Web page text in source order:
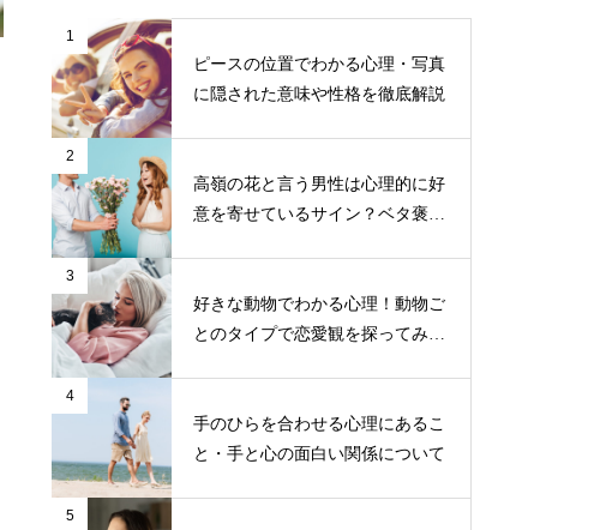
1
ピースの位置でわかる心理・写真
に隠された意味や性格を徹底解説
2
高嶺の花と言う男性は心理的に好
意を寄せているサイン？ベタ褒め
3
好きな動物でわかる心理！動物ご
とのタイプで恋愛観を探ってみよ
4
手のひらを合わせる心理にあるこ
と・手と心の面白い関係について
5